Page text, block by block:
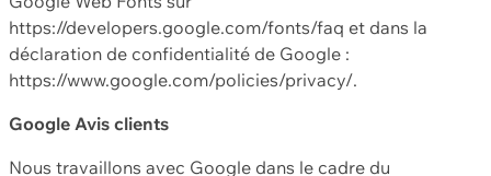
https://developers.google.com/fonts/faq et dans la
déclaration de confidentialité de Google :
https://www.google.com/policies/privacy/.
Google Avis clients
Nous travaillons avec Google dans le cadre du